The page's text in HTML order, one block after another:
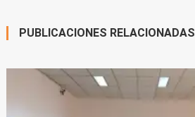
PUBLICACIONES RELACIONADAS